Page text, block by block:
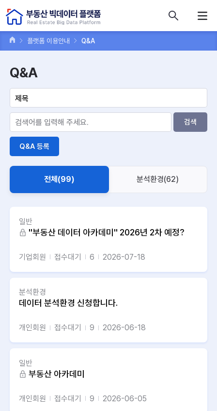
플랫폼 이용안내 Q&A
Q&A
검색
Q&A 등록
전체(99) 분석환경(62)
일반
''부동산 데이터 아카데미'' 2026년 2차 예정?
기업회원 접수대기 6 2026-07-18
분석환경
데이터 분석환경 신청합니다.
개인회원 접수대기 9 2026-06-18
일반
부동산 아카데미
개인회원 접수대기 9 2026-06-05